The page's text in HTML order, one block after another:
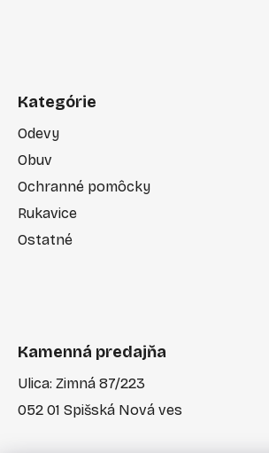
Kategórie
Odevy
Obuv
Ochranné pomôcky
Rukavice
Ostatné
Kamenná predajňa
Ulica: Zimná 87/223
052 01 Spišská Nová ves